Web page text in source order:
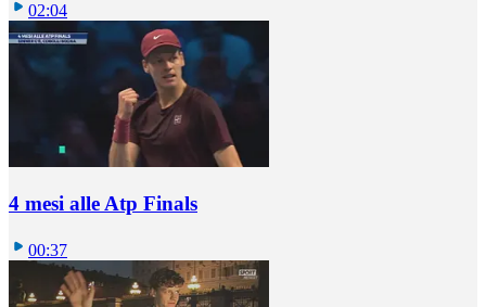
02:04
4 mesi alle Atp Finals
00:37